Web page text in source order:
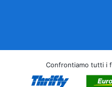
Confrontiamo tutti i